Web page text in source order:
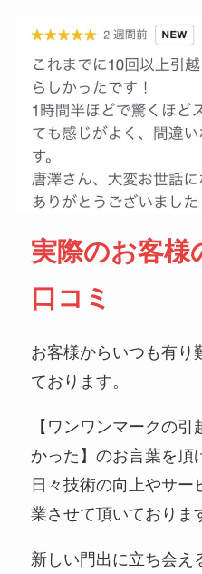
実際のお客
口コミ
お客様からいつも有り
ております。
【ワンワンマークの
かった】のお言葉を頂
日々技術の向上やサー
業させて頂いておりま
新しい門出に立ち会え